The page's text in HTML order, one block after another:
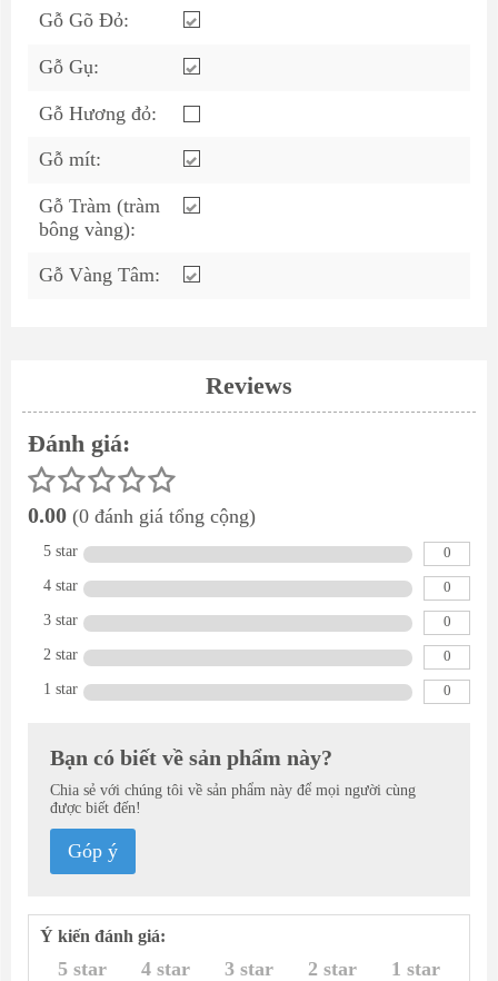
Gỗ Gõ Đỏ:
Gỗ Gụ:
Gỗ Hương đỏ:
Gỗ mít:
Gỗ Tràm (tràm
bông vàng):
Gỗ Vàng Tâm:
Reviews
Đánh giá:
0.00 (0 đánh giá tổng cộng)
5 star
0
4 star
0
3 star
0
2 star
0
1 star
0
Bạn có biết về sản phẩm này?
Chia sẻ với chúng tôi về sản phẩm này để mọi người cùng
được biết đến!
Góp ý
Ý kiến đánh giá:
5 star 4 star 3 star 2 star 1 star